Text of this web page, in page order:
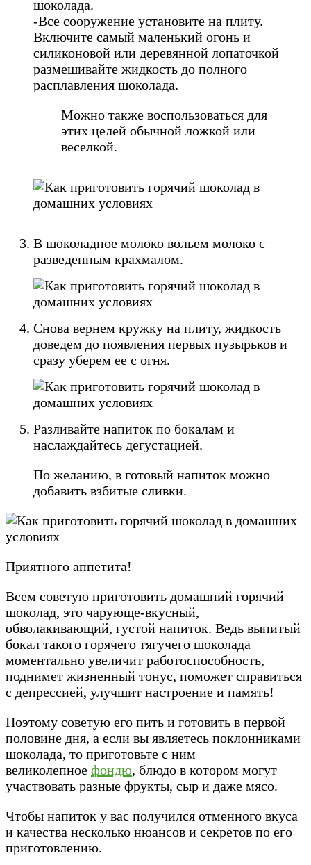
шоколада.
-Все сооружение установите на плиту.
Включите самый маленький огонь и
силиконовой или деревянной лопаточкой
размешивайте жидкость до полного
расплавления шоколада.
Можно также воспользоваться для
этих целей обычной ложкой или
веселкой.
В шоколадное молоко вольем молоко с
разведенным крахмалом.
Снова вернем кружку на плиту, жидкость
доведем до появления первых пузырьков и
сразу уберем ее с огня.
Разливайте напиток по бокалам и
наслаждайтесь дегустацией.
По желанию, в готовый напиток можно
добавить взбитые сливки.
Приятного аппетита!
Всем советую приготовить домашний горячий
шоколад, это чарующе-вкусный,
обволакивающий, густой напиток. Ведь выпитый
бокал такого горячего тягучего шоколада
моментально увеличит работоспособность,
поднимет жизненный тонус, поможет справиться
с депрессией, улучшит настроение и память!
Поэтому советую его пить и готовить в первой
половине дня, а если вы являетесь поклонниками
шоколада, то приготовьте с ним
великолепное фондю, блюдо в котором могут
участвовать разные фрукты, сыр и даже мясо.
Чтобы напиток у вас получился отменного вкуса
и качества несколько нюансов и секретов по его
приготовлению.